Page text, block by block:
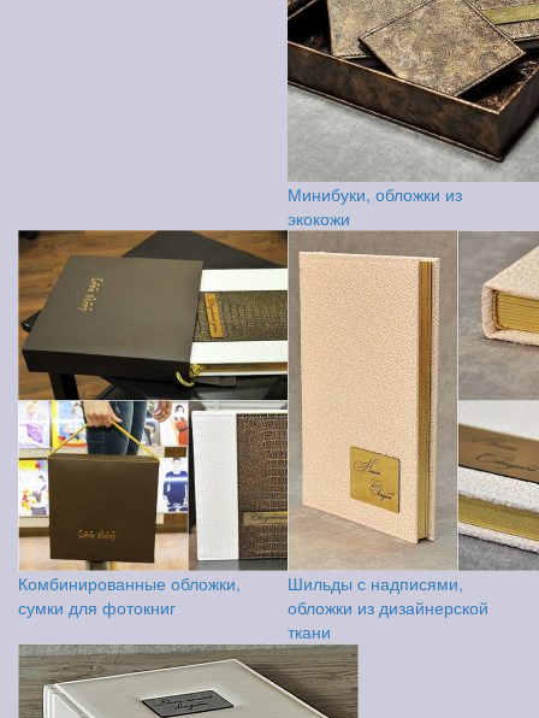
Минибуки, обложки из
экокожи
Комбинированные обложки,
сумки для фотокниг
Шильды с надписями,
обложки из дизайнерской
ткани